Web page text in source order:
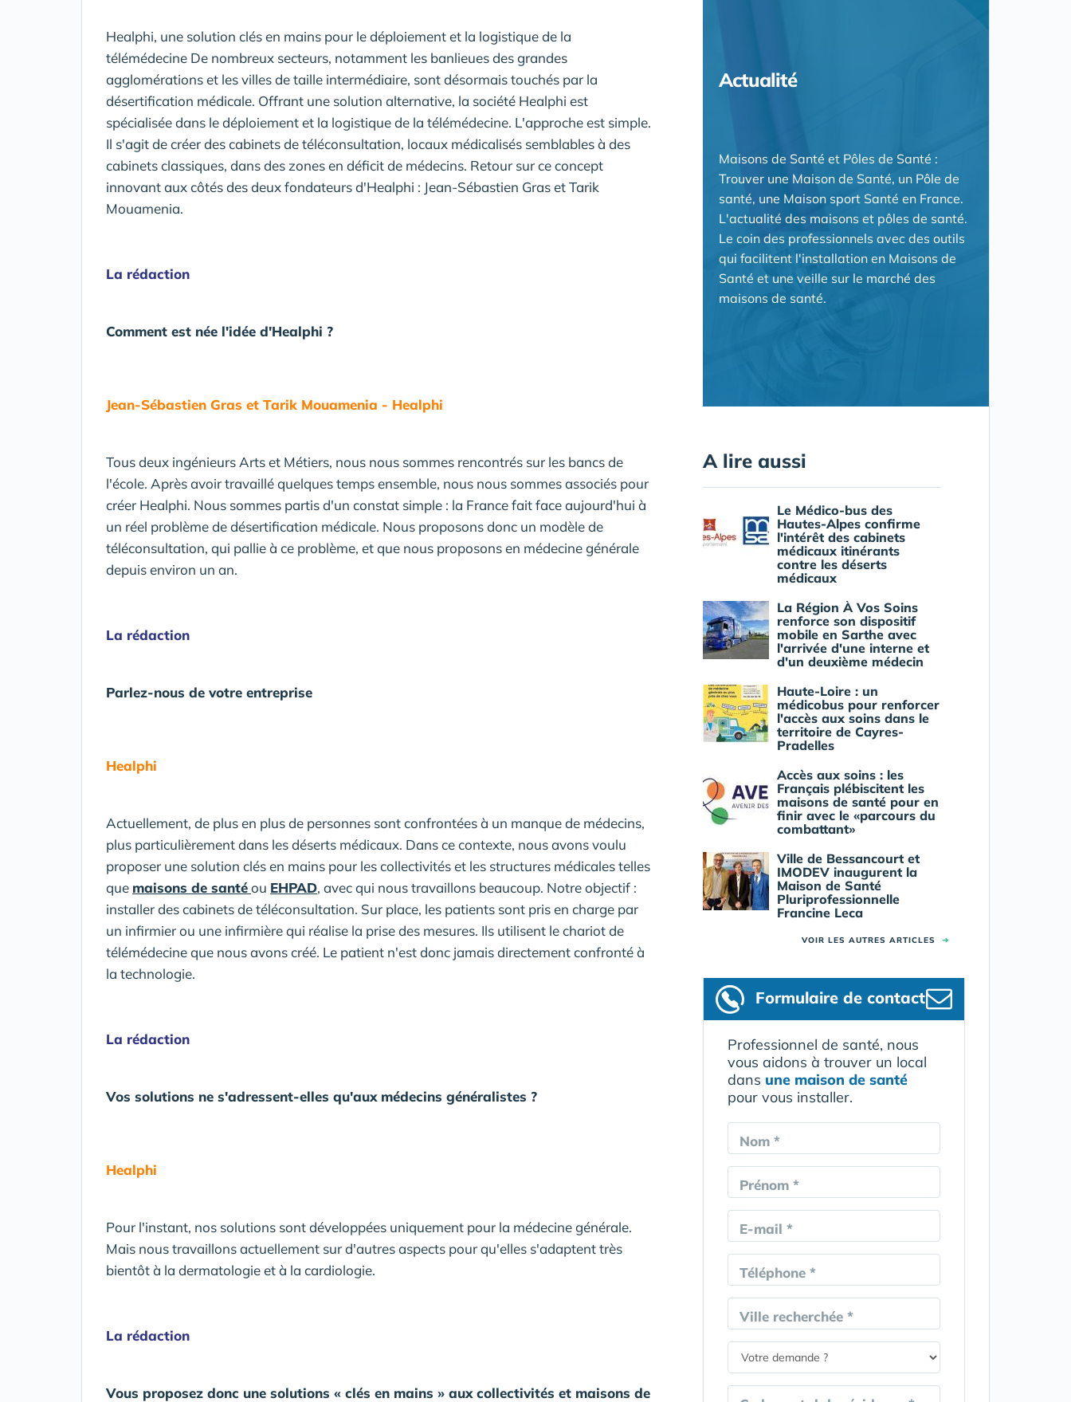
Healphi, une solution clés en mains pour le déploiement et la logistique de la
télémédecine De nombreux secteurs, notamment les banlieues des grandes
agglomérations et les villes de taille intermédiaire, sont désormais touchés par la
désertification médicale. Offrant une solution alternative, la société Healphi est
spécialisée dans le déploiement et la logistique de la télémédecine. L'approche est simple.
Il s'agit de créer des cabinets de téléconsultation, locaux médicalisés semblables à des
cabinets classiques, dans des zones en déficit de médecins. Retour sur ce concept
innovant aux côtés des deux fondateurs d'Healphi : Jean-Sébastien Gras et Tarik
Mouamenia.
La rédaction
Comment est née l'idée d'Healphi ?
Jean-Sébastien Gras et Tarik Mouamenia - Healphi
Tous deux ingénieurs Arts et Métiers, nous nous sommes rencontrés sur les bancs de
l'école. Après avoir travaillé quelques temps ensemble, nous nous sommes associés pour
créer Healphi. Nous sommes partis d'un constat simple : la France fait face aujourd'hui à
un réel problème de désertification médicale. Nous proposons donc un modèle de
téléconsultation, qui pallie à ce problème, et que nous proposons en médecine générale
depuis environ un an.
La rédaction
Parlez-nous de votre entreprise
Healphi
Actuellement, de plus en plus de personnes sont confrontées à un manque de médecins,
plus particulièrement dans les déserts médicaux. Dans ce contexte, nous avons voulu
proposer une solution clés en mains pour les collectivités et les structures médicales telles
que maisons de santéou EHPAD, avec qui nous travaillons beaucoup. Notre objectif :
installer des cabinets de téléconsultation. Sur place, les patients sont pris en charge par
un infirmier ou une infirmière qui réalise la prise des mesures. Ils utilisent le chariot de
télémédecine que nous avons créé. Le patient n'est donc jamais directement confronté à
la technologie.
La rédaction
Vos solutions ne s'adressent-elles qu'aux médecins généralistes ?
Healphi
Pour l'instant, nos solutions sont développées uniquement pour la médecine générale.
Mais nous travaillons actuellement sur d'autres aspects pour qu'elles s'adaptent très
bientôt à la dermatologie et à la cardiologie.
La rédaction
Vous proposez donc une solutions « clés en mains » aux collectivités et maisons de
Actualité
Maisons de Santé et Pôles de Santé :
Trouver une Maison de Santé, un Pôle de
santé, une Maison sport Santé en France.
L'actualité des maisons et pôles de santé.
Le coin des professionnels avec des outils
qui facilitent l'installation en Maisons de
Santé et une veille sur le marché des
maisons de santé.
A lire aussi
Le Médico-bus des
Hautes-Alpes confirme
l'intérêt des cabinets
médicaux itinérants
contre les déserts
médicaux
La Région À Vos Soins
renforce son dispositif
mobile en Sarthe avec
l'arrivée d'une interne et
d'un deuxième médecin
Haute-Loire : un
médicobus pour renforcer
l'accès aux soins dans le
territoire de Cayres-
Pradelles
Accès aux soins : les
Français plébiscitent les
maisons de santé pour en
finir avec le «parcours du
combattant»
Ville de Bessancourt et
IMODEV inaugurent la
Maison de Santé
Pluriprofessionnelle
Francine Leca
VOIR LES AUTRES ARTICLES ➜
Formulairede contact
Professionnel de santé, nous
vous aidons à trouver un local
dans une maison de santé
pour vous installer.
Nom *
Prénom *
E-mail *
Téléphone *
Ville recherchée *